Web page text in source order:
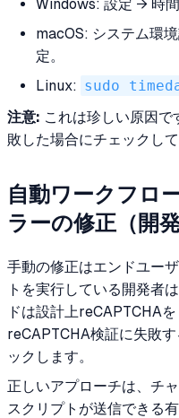
Windows: 設定 → 時
macOS: システム環
定。
Linux: sudo
注意: これは珍しい原因
敗した場合にチェックして
自動ワークフロ
ラーの修正（開
手動の修正はエンドユー
トを実行している開発者
ドは設計上reCAPTCHA
reCAPTCHA検証に失敗
ックします。
正しいアプローチは、チ
スクリプトが送信できる